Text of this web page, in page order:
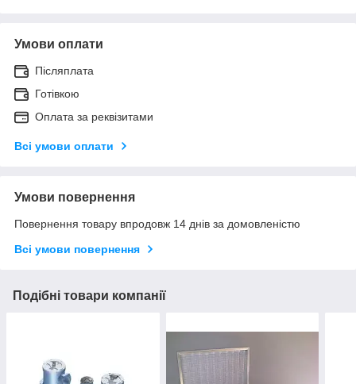
Умови оплати
Післяплата
Готівкою
Оплата за реквізитами
Всі умови оплати
Умови повернення
Повернення товару впродовж 14 днів за домовленістю
Всі умови повернення
Подібні товари компанії